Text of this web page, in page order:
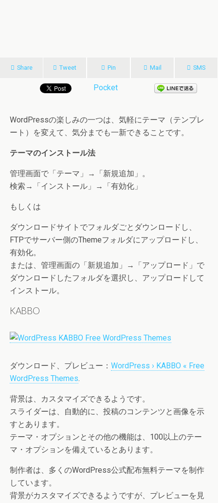
Share Tweet Pin Mail SMS
Pocket
WordPressの楽しみの一つは、気軽にテーマ（テンプレ
ート）を変えて、気分までも一新できることです。
テーマのインストール法
管理画面で「テーマ」→「新規追加」。
検索→「インストール」→「有効化」
もしくは
ダウンロードサイトでフォルダごとダウンロードし、
FTPでサーバー側のThemeフォルダにアップロードし、
有効化。
または、管理画面の「新規追加」→「アップロード」で
ダウンロードしたフォルダを選択し、アップロードして
インストール。
KABBO
ダウンロード、プレビュー： WordPress › KABBO « Free
WordPress Themes.
背景は、カスタマイズできるようです。
スライダーは、自動的に、投稿のコンテンツと画像を示
すとあります。
テーマ・オプションとその他の機能は、100以上のテー
マ・オプションを備えているとあります。
制作者は、多くのWordPress公式配布無料テーマを制作
しています。
背景がカスタマイズできるようですが、プレビューを見